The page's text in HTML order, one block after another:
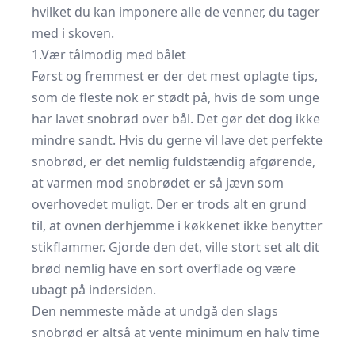
hvilket du kan imponere alle de venner, du tager
med i skoven.
1.Vær tålmodig med bålet
Først og fremmest er der det mest oplagte tips,
som de fleste nok er stødt på, hvis de som unge
har lavet snobrød over bål. Det gør det dog ikke
mindre sandt. Hvis du gerne vil lave det perfekte
snobrød, er det nemlig fuldstændig afgørende,
at varmen mod snobrødet er så jævn som
overhovedet muligt. Der er trods alt en grund
til, at ovnen derhjemme i køkkenet ikke benytter
stikflammer. Gjorde den det, ville stort set alt dit
brød nemlig have en sort overflade og være
ubagt på indersiden.
Den nemmeste måde at undgå den slags
snobrød er altså at vente minimum en halv time